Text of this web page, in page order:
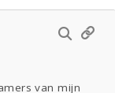
van mijn